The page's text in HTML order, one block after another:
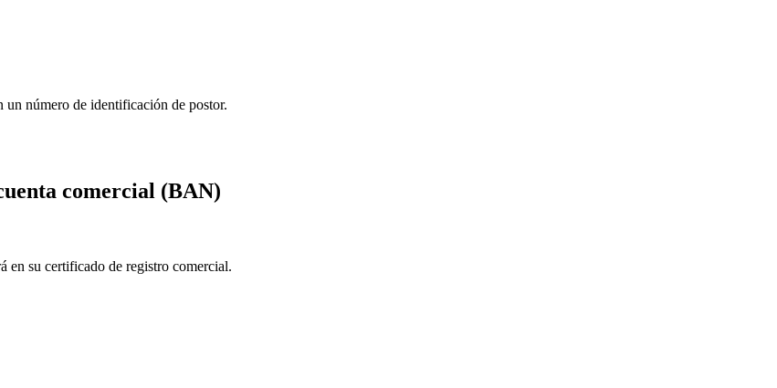
número de identificación de postor.
comercial (BAN)
en su certificado de registro comercial.